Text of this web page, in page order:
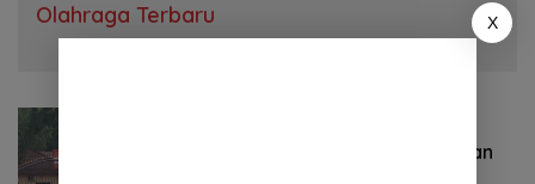
Olahraga Terbaru X